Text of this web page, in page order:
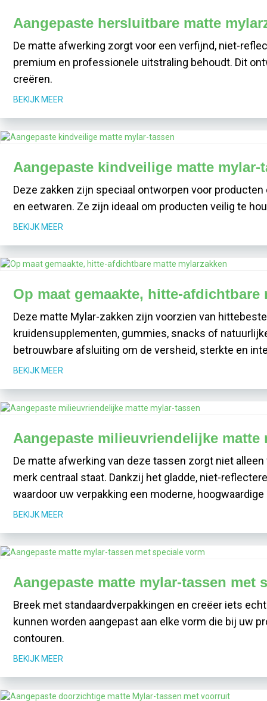
Aangepaste hersluitbare matte
De matte afwerking zorgt voor een verfijnd, niet-
premium en professionele uitstraling behoudt. Dit
creëren.
BEKIJK MEER
Aangepaste kindveilige matte mylar-
Deze zakken zijn speciaal ontworpen voor
en eetwaren. Ze zijn ideaal om producten veilig te
BEKIJK MEER
Op maat gemaakte, hitte-afdichtbare
Deze matte Mylar-zakken zijn voorzien van
kruidensupplementen, gummies, snacks of
betrouwbare afsluiting om de versheid, sterkte en
BEKIJK MEER
Aangepaste milieuvriendelijke matte
De matte afwerking van deze tassen zorgt niet
merk centraal staat. Dankzij het gladde, niet-
waardoor uw verpakking een moderne,
BEKIJK MEER
Aangepaste matte mylar-tassen met
Breek met standaardverpakkingen en creëer iets
kunnen worden aangepast aan elke vorm die bij uw
contouren.
BEKIJK MEER